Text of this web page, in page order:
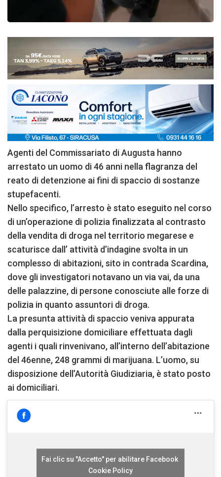
Agenti del Commissariato di Augusta hanno
arrestato un uomo di 46 anni nella flagranza del
reato di detenzione ai fini di spaccio di sostanze
stupefacenti.
Nello specifico, l’arresto è stato eseguito nel corso
di un’operazione di polizia finalizzata al contrasto
della vendita di droga nel territorio megarese e
scaturisce dall’ attività d’indagine svolta in un
complesso di abitazioni, sito in contrada Scardina,
dove gli investigatori notavano un via vai, da una
delle palazzine, di persone conosciute alle forze di
polizia in quanto assuntori di droga.
La presunta attività di spaccio veniva appurata
dalla perquisizione domiciliare effettuata dagli
agenti i quali rinvenivano, all’interno dell’abitazione
del 46enne, 248 grammi di marijuana. L’uomo, su
disposizione dell’Autorità Giudiziaria, è stato posto
ai domiciliari.
Fai clic su "Accetto" per abilitare Facebook
Cookie Policy